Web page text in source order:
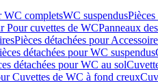
WC completsWC suspendus
Pour cuvettes de WCPanneaux
Pièces détachées pour
détachées pour WC suspendus
détachées pour WC au sol
Cuvettes de WC à fond creux